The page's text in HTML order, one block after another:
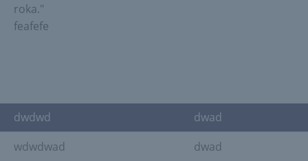
roka."
feafefe
dwdwd
dwad
wdwdwad
dwad